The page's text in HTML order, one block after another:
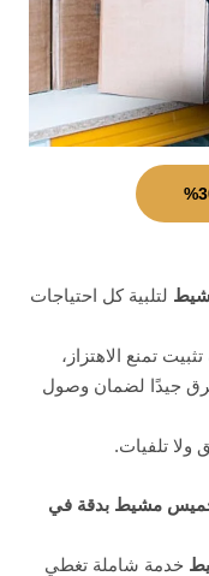
لتلبية كل احتياجات
تمنع الاهتزاز،
جيدًا لضمان وصول
ولا تلفيات.
خميس مشيط بدقة في
خدمة شاملة تغطي